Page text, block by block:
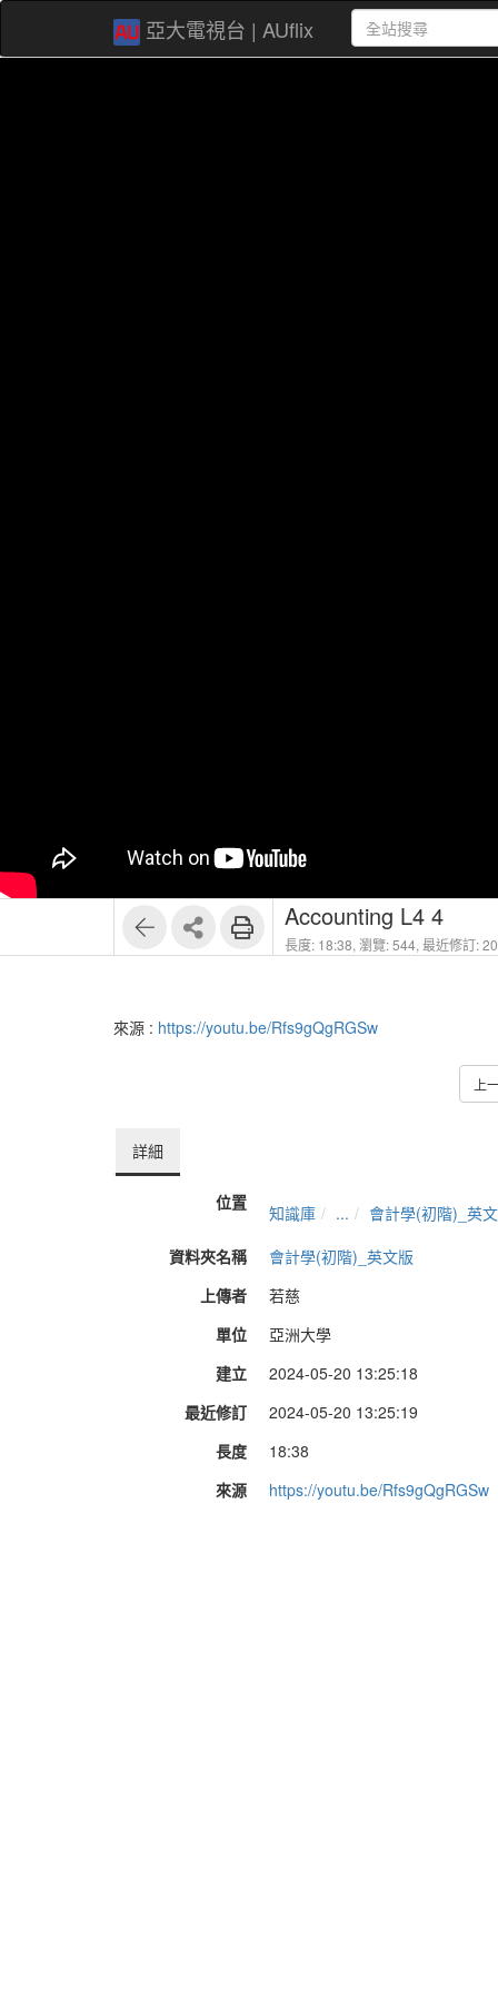
亞大電視台 | AUflix
Accounting L4 4
長度: 18:38, 瀏覽: 544, 最近修訂:
來源 : https://youtu.be/Rfs9gQgRGSw
上
詳細
位置 知識庫 ...
會計學(初階)_英
資料夾名稱
會計學(初階)_英文版
上傳者
若慈
單位
亞洲大學
建立
2024-05-20 13:25:18
最近修訂
2024-05-20 13:25:19
長度
18:38
來源
https://youtu.be/Rfs9gQgRGSw